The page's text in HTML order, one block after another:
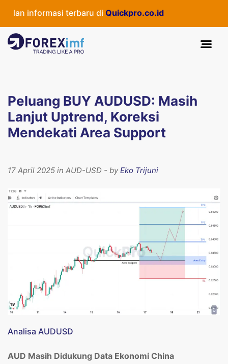
informasi terbaru di Quickpro.co.id
Peluang BUY AUDUSD: Masih
Lanjut Uptrend, Koreksi
Mendekati Area Support
17 April 2025 in AUD-USD - byEko Trijuni
Analisa AUDUSD
AUD Masih Didukung Data Ekonomi China